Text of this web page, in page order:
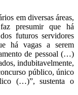
em diversas áreas,
presumir que há
futuros servidores
há vagas a serem
de pessoal (…)
indubitavelmente,
público, único
(…)”, sustenta o